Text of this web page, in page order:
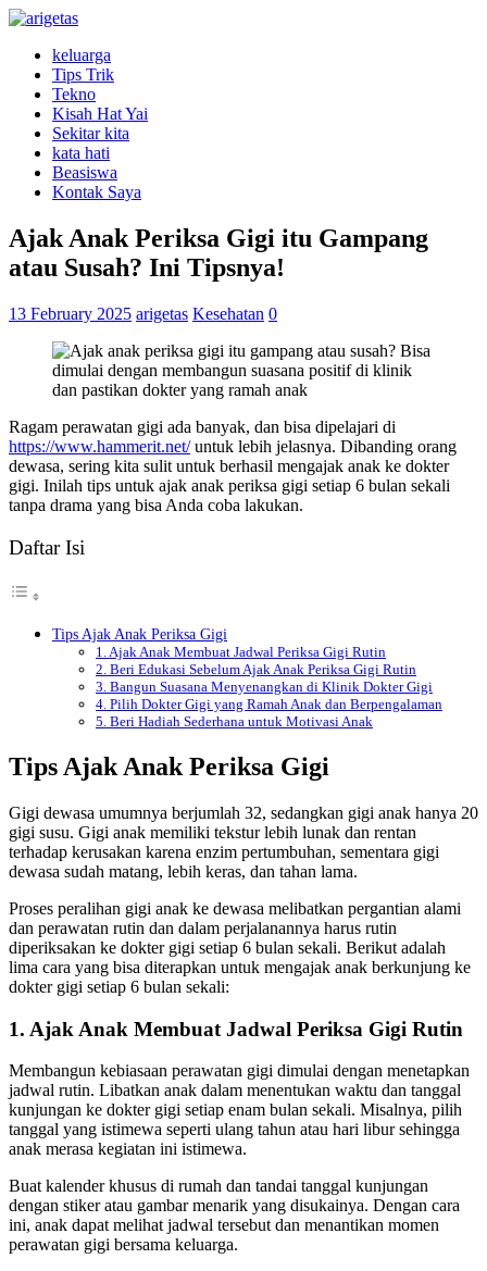
keluarga
Tips Trik
Tekno
Kisah Hat Yai
Sekitar kita
kata hati
Beasiswa
Kontak Saya
Ajak Anak Periksa Gigi itu Gampang
atau Susah? Ini Tipsnya!
13 February 2025 arigetas Kesehatan 0
Ragam perawatan gigi ada banyak, dan bisa dipelajari di
https://www.hammerit.net/untuk lebih jelasnya. Dibanding orang
dewasa, sering kita sulit untuk berhasil mengajak anak ke dokter
gigi. Inilah tips untuk ajak anak periksa gigi setiap 6 bulan sekali
tanpa drama yang bisa Anda coba lakukan.
Daftar Isi
Tips Ajak Anak Periksa Gigi
1. Ajak Anak Membuat Jadwal Periksa Gigi Rutin
2. Beri Edukasi Sebelum Ajak Anak Periksa Gigi Rutin
3. Bangun Suasana Menyenangkan di Klinik Dokter Gigi
4. Pilih Dokter Gigi yang Ramah Anak dan Berpengalaman
5. Beri Hadiah Sederhana untuk Motivasi Anak
Tips Ajak Anak Periksa Gigi
Gigi dewasa umumnya berjumlah 32, sedangkan gigi anak hanya 20
gigi susu. Gigi anak memiliki tekstur lebih lunak dan rentan
terhadap kerusakan karena enzim pertumbuhan, sementara gigi
dewasa sudah matang, lebih keras, dan tahan lama.
Proses peralihan gigi anak ke dewasa melibatkan pergantian alami
dan perawatan rutin dan dalam perjalanannya harus rutin
diperiksakan ke dokter gigi setiap 6 bulan sekali. Berikut adalah
lima cara yang bisa diterapkan untuk mengajak anak berkunjung ke
dokter gigi setiap 6 bulan sekali:
1. Ajak Anak Membuat Jadwal Periksa Gigi Rutin
Membangun kebiasaan perawatan gigi dimulai dengan menetapkan
jadwal rutin. Libatkan anak dalam menentukan waktu dan tanggal
kunjungan ke dokter gigi setiap enam bulan sekali. Misalnya, pilih
tanggal yang istimewa seperti ulang tahun atau hari libur sehingga
anak merasa kegiatan ini istimewa.
Buat kalender khusus di rumah dan tandai tanggal kunjungan
dengan stiker atau gambar menarik yang disukainya. Dengan cara
ini, anak dapat melihat jadwal tersebut dan menantikan momen
perawatan gigi bersama keluarga.